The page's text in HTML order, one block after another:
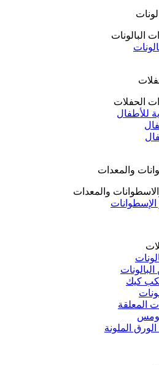
البالونات
الحفلات
للأطفال
والمعدات
والمعدات
الإسطوانات
كيك
المعلقة
بومس
الملونة